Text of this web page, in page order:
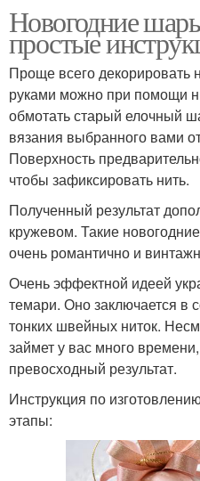
Новогодние
простые
Проще всего декорировать
руками можно при помощи
обмотать старый елочный
вязания выбранного вами
Поверхность
чтобы зафиксировать нить.
Полученный результат
кружевом. Такие
очень романтично и
Очень эффектной идеей
темари. Оно заключается в
тонких швейных ниток.
займет у вас много
превосходный результат.
Инструкция по
этапы: